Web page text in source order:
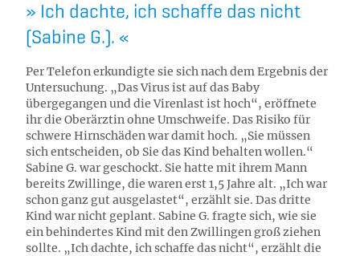
Ich dachte, ich schaffe das nicht
(Sabine G.).
Per Telefon erkundigte sie sich nach dem Ergebnis der
Untersuchung. „Das Virus ist auf das Baby
übergegangen und die Virenlast ist hoch“, eröffnete
ihr die Oberärztin ohne Umschweife. Das Risiko für
schwere Hirnschäden war damit hoch. „Sie müssen
sich entscheiden, ob Sie das Kind behalten wollen.“
Sabine G. war geschockt. Sie hatte mit ihrem Mann
bereits Zwillinge, die waren erst 1,5 Jahre alt. „Ich war
schon ganz gut ausgelastet“, erzählt sie. Das dritte
Kind war nicht geplant. Sabine G. fragte sich, wie sie
ein behindertes Kind mit den Zwillingen groß ziehen
sollte. „Ich dachte, ich schaffe das nicht“, erzählt die